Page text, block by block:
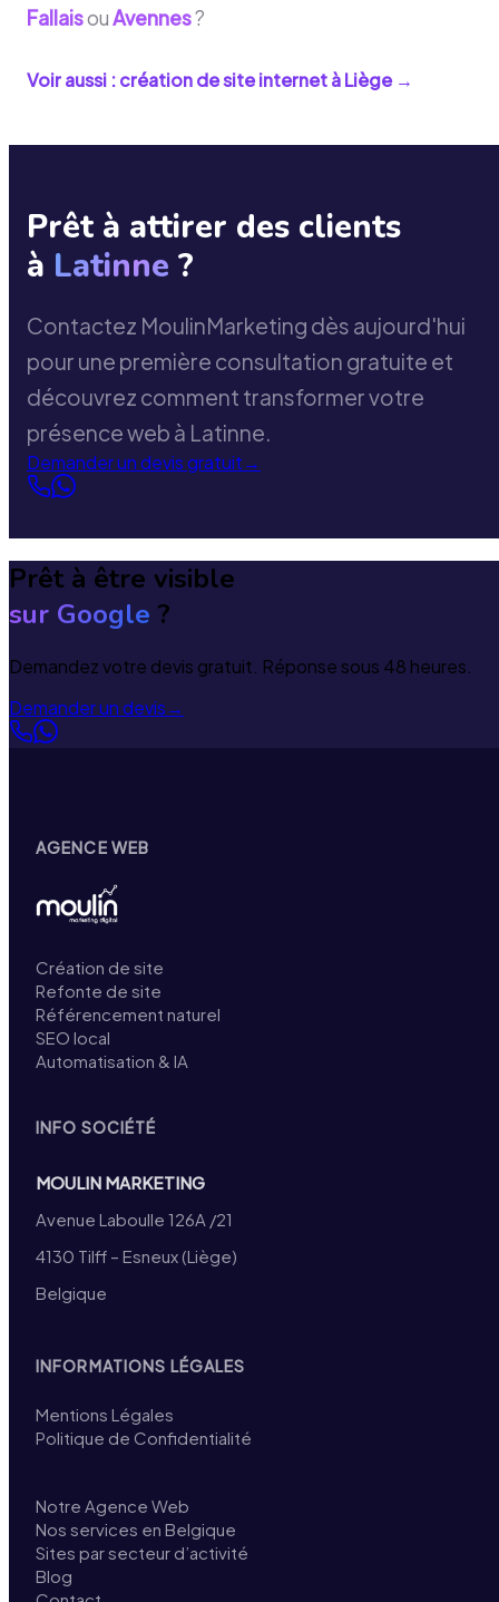
FallaisouAvennes?
Voir aussi : création de site internet àLiège→
Prêt à attirer des clients
à Latinne ?
Contactez MoulinMarketing dès aujourd'hui
pour une première consultation gratuite et
découvrez comment transformer votre
présence web à Latinne.
Demander un devis gratuit→
Prêt à être visible
sur Google ?
Demandez votre devis gratuit. Réponse sous 48 heures.
Demander un devis→
AGENCE WEB
Création de site
Refonte de site
Référencement naturel
SEO local
Automatisation & IA
INFO SOCIÉTÉ
MOULIN MARKETING
Avenue Laboulle 126A /21
4130 Tilff – Esneux (Liège)
Belgique
INFORMATIONS LÉGALES
Mentions Légales
Politique de Confidentialité
Notre Agence Web
Nos services en Belgique
Sites par secteur d’activité
Blog